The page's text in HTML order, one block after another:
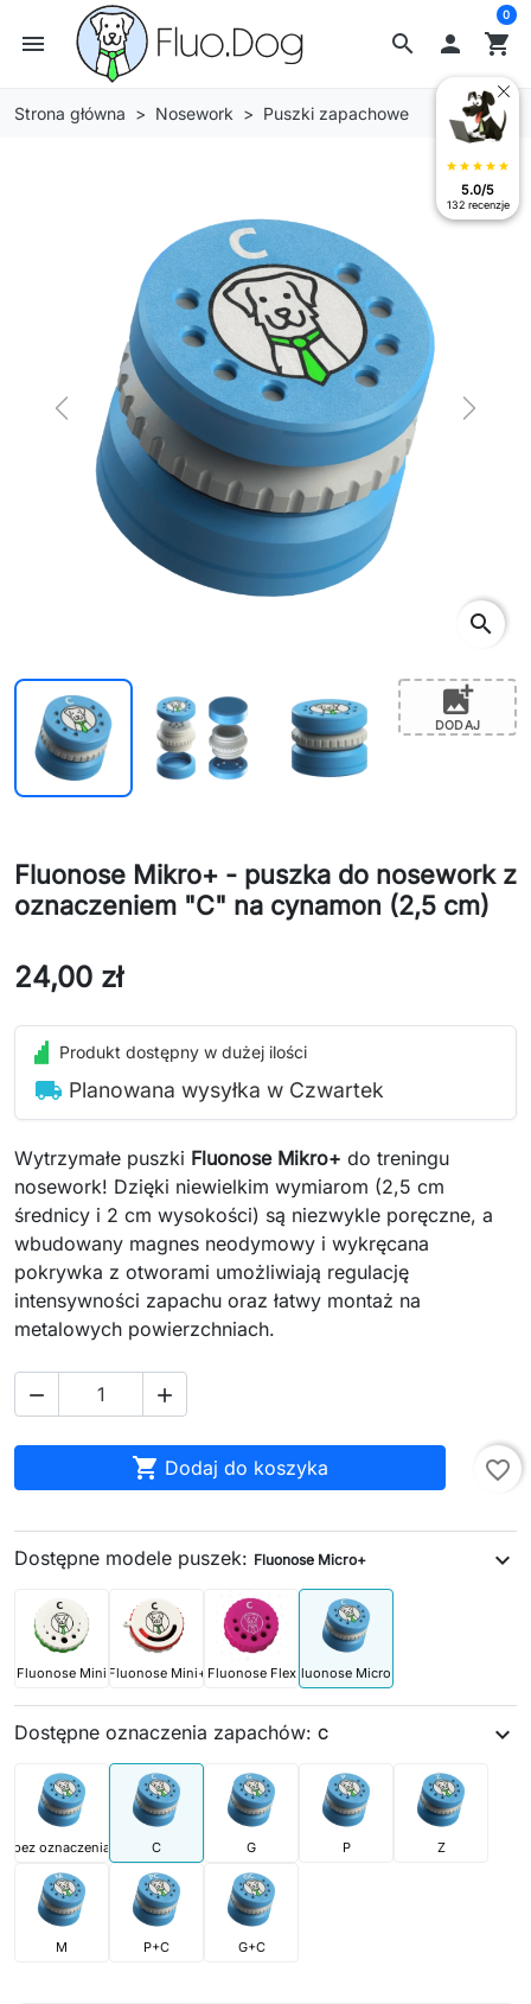
search
menu  shopping_cart
0
Strona główna Nosework Puszki zapachowe
Previous Next
search
add_photo_alternate
DODAJ
Fluonose Mikro+ - puszka do nosework z
oznaczeniem "C" na cynamon (2,5 cm)
24,00 zł
Produkt dostępny w dużej ilości
local_shipping Planowana wysyłka w Czwartek
Wytrzymałe puszki Fluonose Mikro+ do treningu
nosework! Dzięki niewielkim wymiarom (2,5 cm
średnicy i 2 cm wysokości) są niezwykle poręczne, a
wbudowany magnes neodymowy i wykręcana
pokrywka z otworami umożliwiają regulację
intensywności zapachu oraz łatwy montaż na
metalowych powierzchniach.
 
 Dodaj do koszyka favorite_border
Dostępne modele puszek: Fluonose Micro+ expand_more
Fluonose Mini Fluonose Mini+ Fluonose FlexFluonose Micro+
Dostępne oznaczenia zapachów: C expand_more
bez oznaczenia C G P Z
M P+C G+C
star star star star star
5.0/5
132 recenzje